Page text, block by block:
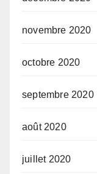
novembre 2020
octobre 2020
septembre 2020
août 2020
juillet 2020